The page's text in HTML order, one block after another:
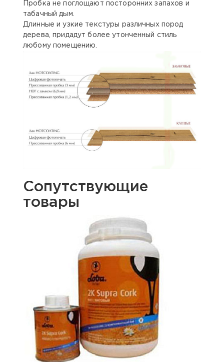
Пробка не поглощают посторонних запахов и
табачный дым.
Длинные и узкие текстуры различных пород
дерева, придадут более утонченный стиль
любому помещению.
Сопутствующие
товары